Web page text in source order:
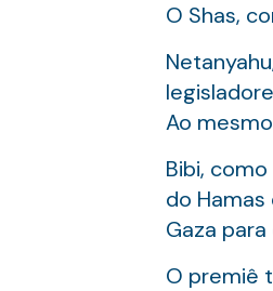
O Shas,
Ao
Bibi,
do
Gaza
O premiê